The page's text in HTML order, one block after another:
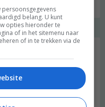
persoonsgegevens
belang. U kunt
opties hieronder te
of in het sitemenu naar
of in te trekken via de